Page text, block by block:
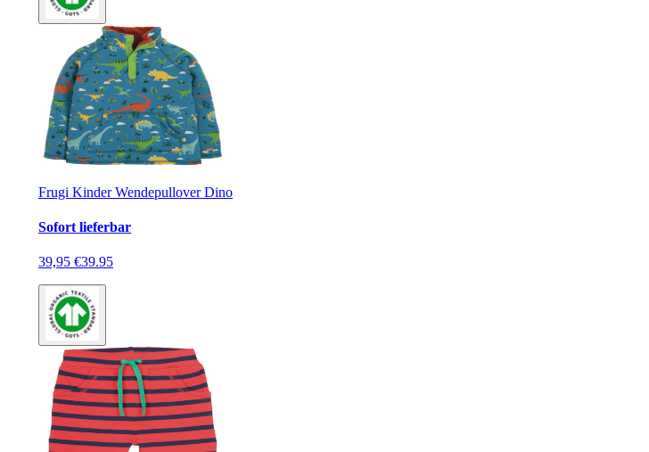
Frugi Kinder Wendepullover Dino
Sofort lieferbar
39,95 €39.95